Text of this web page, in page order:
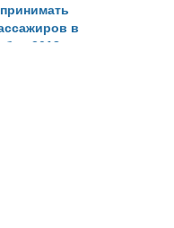
принимать
в
2018 года